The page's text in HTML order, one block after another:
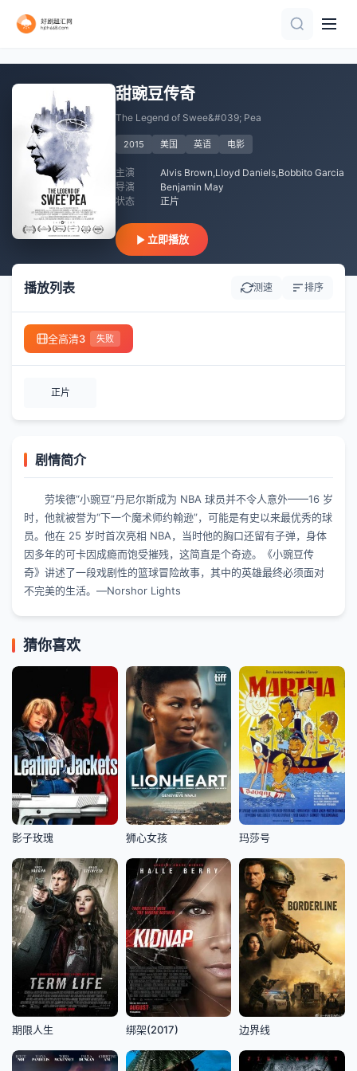
甜豌豆传奇
The Legend of Swee&#039; Pea
2015 美国 英语 电影
主演
Alvis Brown,Lloyd Daniels,Bobbito Garcia
导演
Benjamin May
状态
正片
立即播放
播放列表 测速 排序
全高清3 失败
正片
剧情简介
劳埃德“小豌豆”丹尼尔斯成为 NBA 球员并不令人意外——16 岁
时，他就被誉为“下一个魔术师约翰逊”，可能是有史以来最优秀的球
员。他在 25 岁时首次亮相 NBA，当时他的胸口还留有子弹，身体
因多年的可卡因成瘾而饱受摧残，这简直是个奇迹。《小豌豆传
奇》讲述了一段戏剧性的篮球冒险故事，其中的英雄最终必须面对
不完美的生活。—Norshor Lights
猜你喜欢
正片
影子玫瑰
HD中字
狮心女孩 玛莎号
已完结
期限人生
正片
绑架(2017)
正片
边界线
正片
HD中字
HD